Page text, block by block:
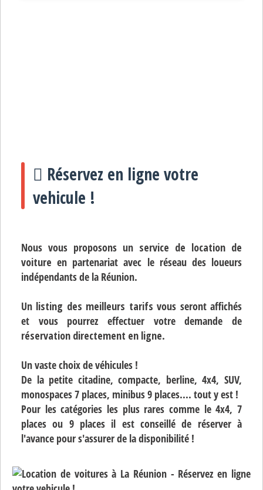
Réservez en ligne votre
vehicule !
Nous vous proposons un service de location de
voiture en partenariat avec le réseau des loueurs
indépendants de la Réunion.
Un listing des meilleurs tarifs vous seront affichés
et vous pourrez effectuer votre demande de
réservation directement en ligne.
Un vaste choix de véhicules !
De la petite citadine, compacte, berline, 4x4, SUV,
monospaces 7 places, minibus 9 places.... tout y est !
Pour les catégories les plus rares comme le 4x4, 7
places ou 9 places il est conseillé de réserver à
l'avance pour s'assurer de la disponibilité !